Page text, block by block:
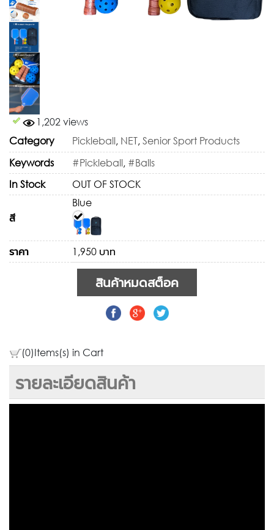
1,202 views
Category
Pickleball, NET,Senior Sport Products
Keywords
#Pickleball, #Balls
In Stock
OUT OF STOCK
สี
Blue
ราคา 1,950 บาท
(0)Items(s) in Cart
รายละเอียดสินค้า